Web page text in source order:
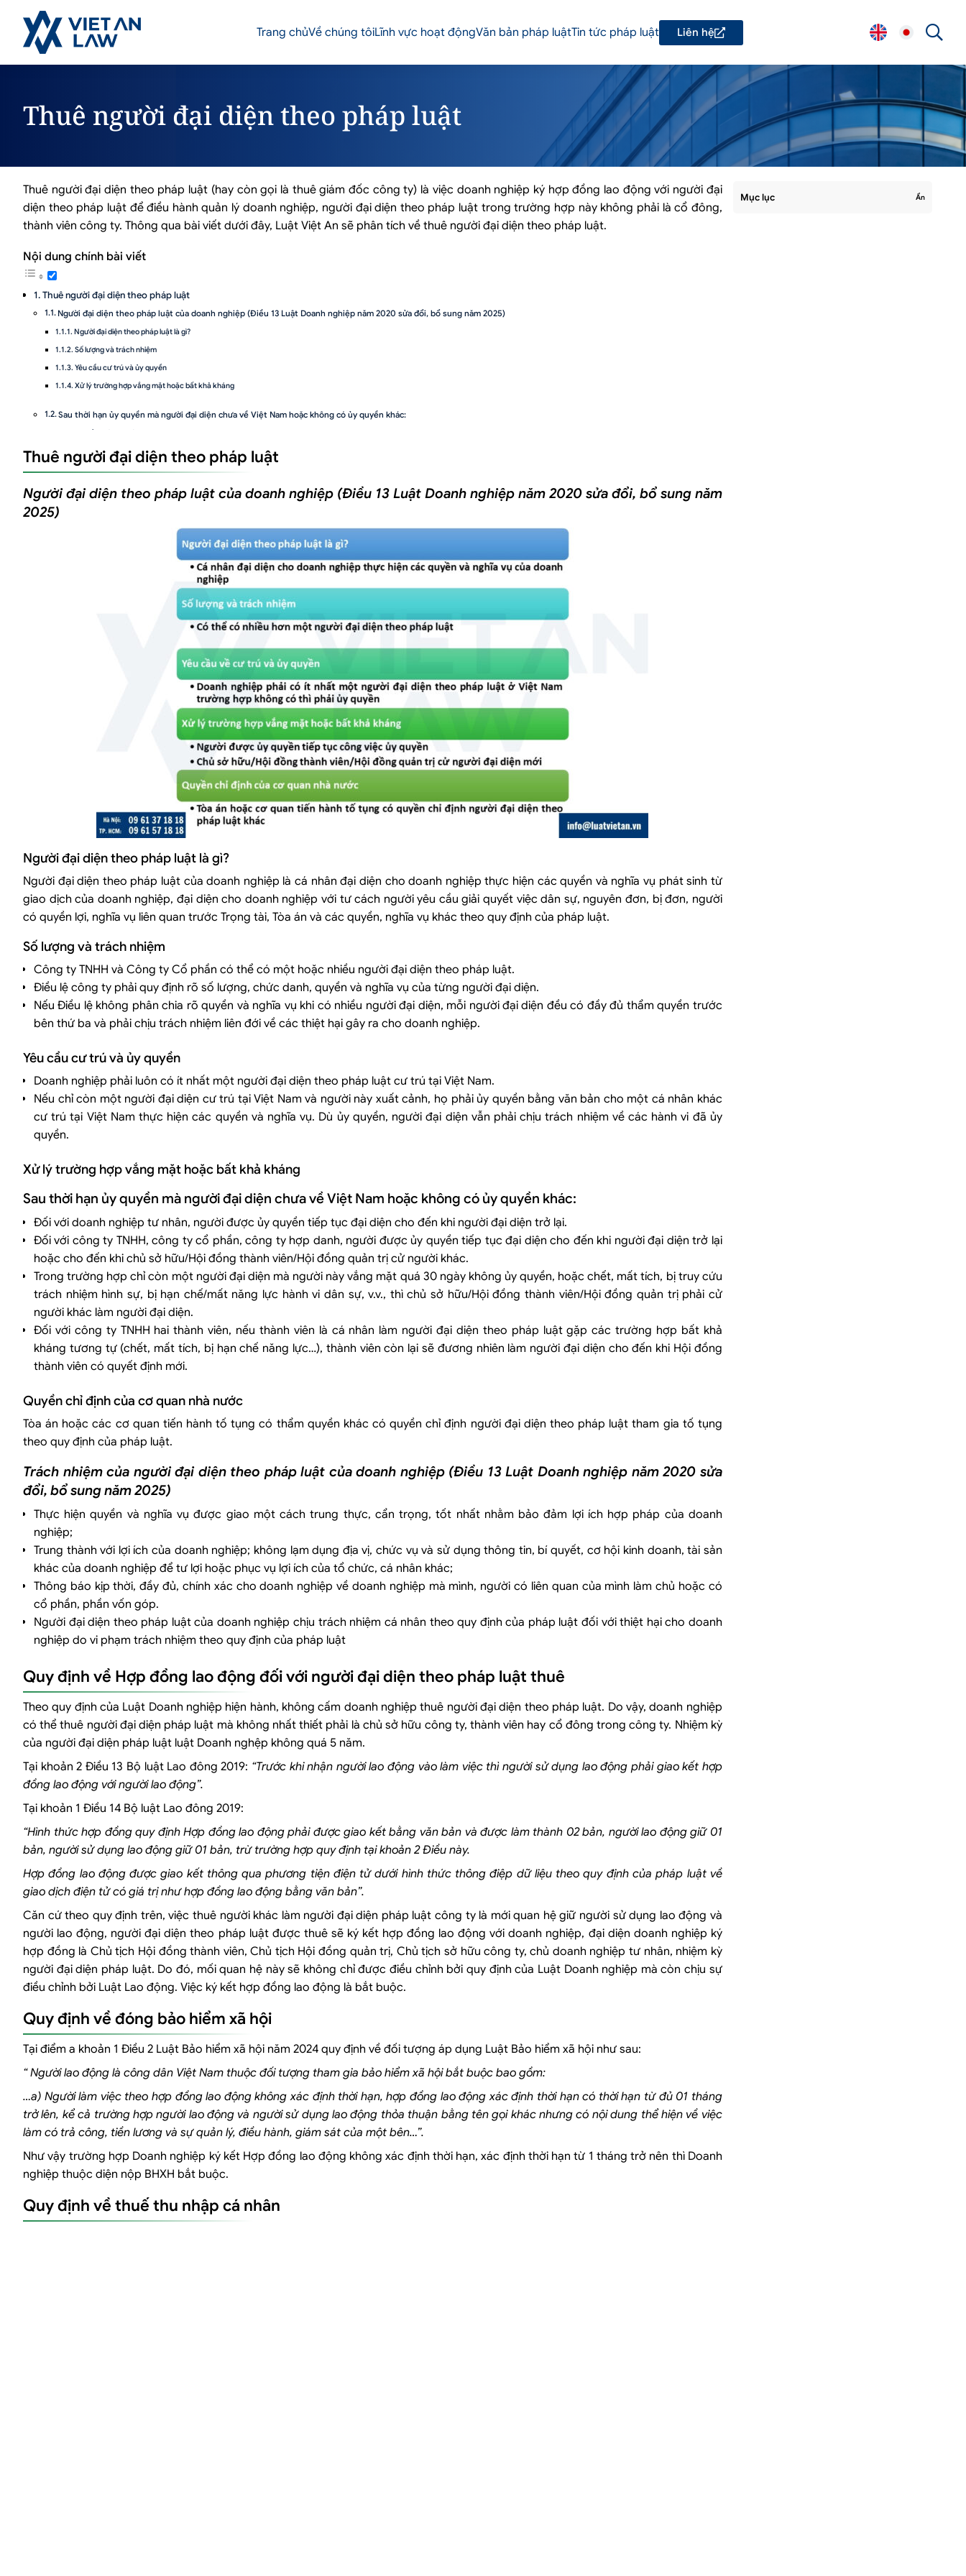
Trang chủVề chúng tôiLĩnh vực hoạt độngVăn bản pháp luậtTin tức pháp luật Liên hệ
Thuê người đại diện theo pháp luật
Thuê người đại diện theo pháp luật (hay còn gọi là thuê giám đốc công ty) là việc doanh nghiệp ký hợp đồng lao động với người đại
diện theo pháp luật để điều hành quản lý doanh nghiệp, người đại diện theo pháp luật trong trường hợp này không phải là cổ đông,
thành viên công ty. Thông qua bài viết dưới đây, Luật Việt An sẽ phân tích về thuê người đại diện theo pháp luật.
Nội dung chính bài viết
Thuê người đại diện theo pháp luật
Người đại diện theo pháp luật của doanh nghiệp (Điều 13 Luật Doanh nghiệp năm 2020 sửa đổi, bổ sung năm 2025)
Người đại diện theo pháp luật là gì?
Số lượng và trách nhiệm
Yêu cầu cư trú và ủy quyền
Xử lý trường hợp vắng mặt hoặc bất khả kháng
Sau thời hạn ủy quyền mà người đại diện chưa về Việt Nam hoặc không có ủy quyền khác:
Quyền chỉ định của cơ quan nhà nước
Trách nhiệm của người đại diện theo pháp luật của doanh nghiệp (Điều 13 Luật Doanh nghiệp năm 2020 sửa đổi, bổ sung năm 2025)
Quy định về Hợp đồng lao động đối với người đại diện theo pháp luật thuê
Quy định về đóng bảo hiểm xã hội
Quy định về thuế thu nhập cá nhân
Quy định mức thu nhập phải đóng thuế thu nhập cá nhân:
Cách tính thuế thu nhập cá nhân từ tiền lương, tiền công
Khi nào phải đóng thuế thu nhập cá nhân?
Thuê người đại diện theo pháp luật
Người đại diện theo pháp luật của doanh nghiệp (Điều 13 Luật Doanh nghiệp năm 2020 sửa đổi, bổ sung năm
2025)
Người đại diện theo pháp luật là gì?
Người đại diện theo pháp luật của doanh nghiệp là cá nhân đại diện cho doanh nghiệp thực hiện các quyền và nghĩa vụ phát sinh từ
giao dịch của doanh nghiệp, đại diện cho doanh nghiệp với tư cách người yêu cầu giải quyết việc dân sự, nguyên đơn, bị đơn, người
có quyền lợi, nghĩa vụ liên quan trước Trọng tài, Tòa án và các quyền, nghĩa vụ khác theo quy định của pháp luật.
Số lượng và trách nhiệm
Công ty TNHH và Công ty Cổ phần có thể có một hoặc nhiều người đại diện theo pháp luật.
Điều lệ công ty phải quy định rõ số lượng, chức danh, quyền và nghĩa vụ của từng người đại diện.
Nếu Điều lệ không phân chia rõ quyền và nghĩa vụ khi có nhiều người đại diện, mỗi người đại diện đều có đầy đủ thẩm quyền trước
bên thứ ba và phải chịu trách nhiệm liên đới về các thiệt hại gây ra cho doanh nghiệp.
Yêu cầu cư trú và ủy quyền
Doanh nghiệp phải luôn có ít nhất một người đại diện theo pháp luật cư trú tại Việt Nam.
Nếu chỉ còn một người đại diện cư trú tại Việt Nam và người này xuất cảnh, họ phải ủy quyền bằng văn bản cho một cá nhân khác
cư trú tại Việt Nam thực hiện các quyền và nghĩa vụ. Dù ủy quyền, người đại diện vẫn phải chịu trách nhiệm về các hành vi đã ủy
quyền.
Xử lý trường hợp vắng mặt hoặc bất khả kháng
Sau thời hạn ủy quyền mà người đại diện chưa về Việt Nam hoặc không có ủy quyền khác:
Đối với doanh nghiệp tư nhân, người được ủy quyền tiếp tục đại diện cho đến khi người đại diện trở lại.
Đối với công ty TNHH, công ty cổ phần, công ty hợp danh, người được ủy quyền tiếp tục đại diện cho đến khi người đại diện trở lại
hoặc cho đến khi chủ sở hữu/Hội đồng thành viên/Hội đồng quản trị cử người khác.
Trong trường hợp chỉ còn một người đại diện mà người này vắng mặt quá 30 ngày không ủy quyền, hoặc chết, mất tích, bị truy cứu
trách nhiệm hình sự, bị hạn chế/mất năng lực hành vi dân sự, v.v., thì chủ sở hữu/Hội đồng thành viên/Hội đồng quản trị phải cử
người khác làm người đại diện.
Đối với công ty TNHH hai thành viên, nếu thành viên là cá nhân làm người đại diện theo pháp luật gặp các trường hợp bất khả
kháng tương tự (chết, mất tích, bị hạn chế năng lực…), thành viên còn lại sẽ đương nhiên làm người đại diện cho đến khi Hội đồng
thành viên có quyết định mới.
Quyền chỉ định của cơ quan nhà nước
Tòa án hoặc các cơ quan tiến hành tố tụng có thẩm quyền khác có quyền chỉ định người đại diện theo pháp luật tham gia tố tụng
theo quy định của pháp luật.
Trách nhiệm của người đại diện theo pháp luật của doanh nghiệp (Điều 13 Luật Doanh nghiệp năm 2020 sửa
đổi, bổ sung năm 2025)
Thực hiện quyền và nghĩa vụ được giao một cách trung thực, cẩn trọng, tốt nhất nhằm bảo đảm lợi ích hợp pháp của doanh
nghiệp;
Trung thành với lợi ích của doanh nghiệp; không lạm dụng địa vị, chức vụ và sử dụng thông tin, bí quyết, cơ hội kinh doanh, tài sản
khác của doanh nghiệp để tư lợi hoặc phục vụ lợi ích của tổ chức, cá nhân khác;
Thông báo kịp thời, đầy đủ, chính xác cho doanh nghiệp về doanh nghiệp mà mình, người có liên quan của mình làm chủ hoặc có
cổ phần, phần vốn góp.
Người đại diện theo pháp luật của doanh nghiệp chịu trách nhiệm cá nhân theo quy định của pháp luật đối với thiệt hại cho doanh
nghiệp do vi phạm trách nhiệm theo quy định của pháp luật
Quy định về Hợp đồng lao động đối với người đại diện theo pháp luật thuê
Theo quy định của Luật Doanh nghiệp hiện hành, không cấm doanh nghiệp thuê người đại diện theo pháp luật. Do vậy, doanh nghiệp
có thể thuê người đại diện pháp luật mà không nhất thiết phải là chủ sở hữu công ty, thành viên hay cổ đông trong công ty. Nhiệm kỳ
của người đại diện pháp luật luật Doanh nghệp không quá 5 năm.
Tại khoản 2 Điều 13 Bộ luật Lao đông 2019: “Trước khi nhận người lao động vào làm việc thì người sử dụng lao động phải giao kết hợp
đồng lao động với người lao động”.
Tại khoản 1 Điều 14 Bộ luật Lao đông 2019:
“Hình thức hợp đồng quy định Hợp đồng lao động phải được giao kết bằng văn bản và được làm thành 02 bản, người lao động giữ 01
bản, người sử dụng lao động giữ 01 bản, trừ trường hợp quy định tại khoản 2 Điều này.
Hợp đồng lao động được giao kết thông qua phương tiện điện tử dưới hình thức thông điệp dữ liệu theo quy định của pháp luật về
giao dịch điện tử có giá trị như hợp đồng lao động bằng văn bản”.
Căn cứ theo quy định trên, việc thuê người khác làm người đại diện pháp luật công ty là mới quan hệ giữ người sử dụng lao động và
người lao động, người đại diện theo pháp luật được thuê sẽ ký kết hợp đồng lao động với doanh nghiệp, đại diện doanh nghiệp ký
hợp đồng là Chủ tịch Hội đồng thành viên, Chủ tịch Hội đồng quản trị, Chủ tịch sở hữu công ty, chủ doanh nghiệp tư nhân, nhiệm kỳ
người đại diện pháp luật. Do đó, mối quan hệ này sẽ không chỉ được điều chỉnh bởi quy định của Luật Doanh nghiệp mà còn chịu sự
điều chỉnh bởi Luật Lao động. Việc ký kết hợp đồng lao động là bắt buộc.
Quy định về đóng bảo hiểm xã hội
Tại điểm a khoản 1 Điều 2 Luật Bảo hiểm xã hội năm 2024 quy định về đối tượng áp dụng Luật Bảo hiểm xã hội như sau:
“Người lao động là công dân Việt Nam thuộc đối tượng tham gia bảo hiểm xã hội bắt buộc bao gồm:
…a) Người làm việc theo hợp đồng lao động không xác định thời hạn, hợp đồng lao động xác định thời hạn có thời hạn từ đủ 01 tháng
trở lên, kể cả trường hợp người lao động và người sử dụng lao động thỏa thuận bằng tên gọi khác nhưng có nội dung thể hiện về việc
làm có trả công, tiền lương và sự quản lý, điều hành, giám sát của một bên…”.
Như vậy trường hợp Doanh nghiệp ký kết Hợp đồng lao động không xác định thời hạn, xác định thời hạn từ 1 tháng trở nên thì Doanh
nghiệp thuộc diện nộp BHXH bắt buộc.
Quy định về thuế thu nhập cá nhân
Mục lục Ẩn